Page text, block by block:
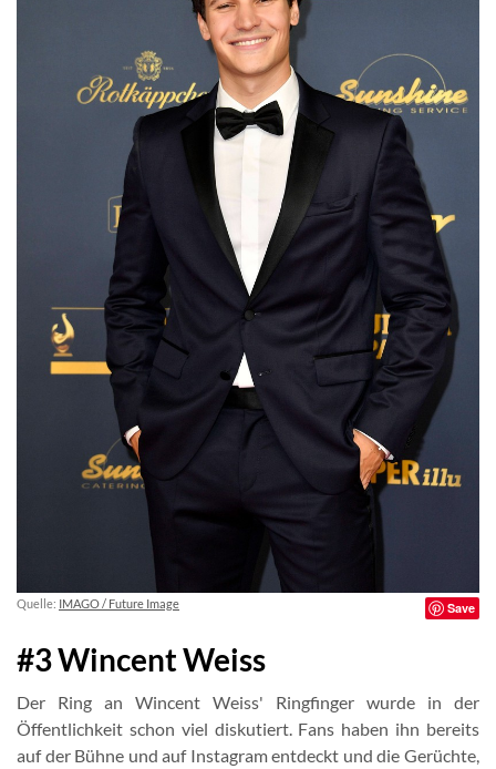
Quelle: IMAGO / Future Image Save
#3 Wincent Weiss
Der Ring an Wincent Weiss' Ringfinger wurde in der
Öffentlichkeit schon viel diskutiert. Fans haben ihn bereits
auf der Bühne und auf Instagram entdeckt und die Gerüchte,